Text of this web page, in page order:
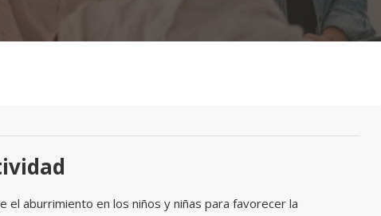
el aburrimiento en los niños y niñas para favorecer la